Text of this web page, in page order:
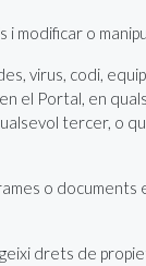
modificar o
virus, codi,
el Portal, en
tercer, o
o
drets de